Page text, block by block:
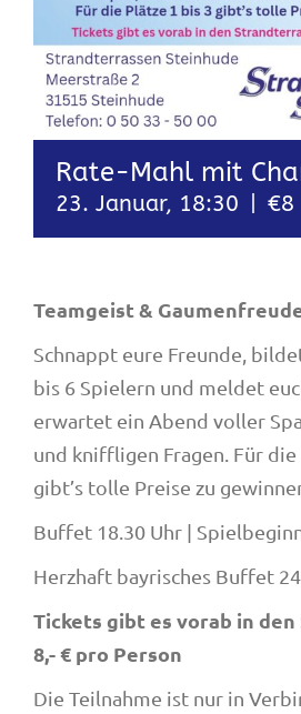
Rate-Mahl mit
23. Januar, 18:30 €8
Teamgeist &
Schnappt eure Freunde,
bis 6 Spielern und meldet
erwartet ein Abend voller
und kniffligen Fragen. Für die
gibt’s tolle Preise zu
Buffet 18.30 Uhr |
Herzhaft bayrisches Buffet
Tickets gibt es vorab in
8,- € pro Person
Die Teilnahme ist nur in